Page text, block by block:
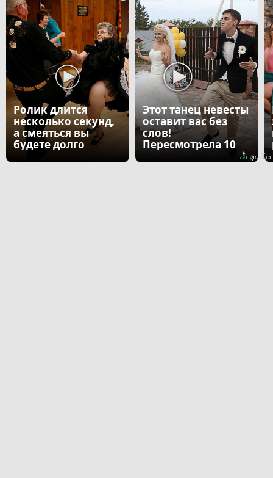
Ролик длится
несколько секунд,
а смеяться вы
будете долго
Этот танец невесты
оставит вас без
слов!
Пересмотрела 10